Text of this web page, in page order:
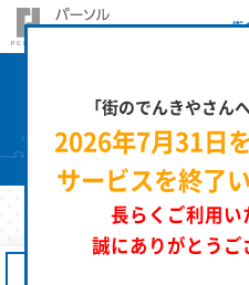
街
「街のでんきやさん
2026年7月31日
サービスを終了
長らくご利用い
誠にありがとうご
求
街のでんきやさんへ就GO！ | パ